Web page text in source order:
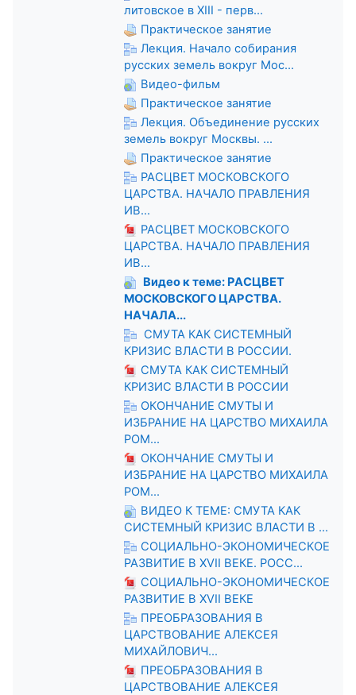
литовское в XIII - перв...
Практическое занятие
Лекция. Начало собирания
русских земель вокруг Мос...
Видео-фильм
Практическое занятие
Лекция. Объединение русских
земель вокруг Москвы. ...
Практическое занятие
РАСЦВЕТ МОСКОВСКОГО
ЦАРСТВА. НАЧАЛО ПРАВЛЕНИЯ
ИВ...
РАСЦВЕТ МОСКОВСКОГО
ЦАРСТВА. НАЧАЛО ПРАВЛЕНИЯ
ИВ...
Видео к теме: РАСЦВЕТ
МОСКОВСКОГО ЦАРСТВА.
НАЧАЛА...
СМУТА КАК СИСТЕМНЫЙ
КРИЗИС ВЛАСТИ В РОССИИ.
СМУТА КАК СИСТЕМНЫЙ
КРИЗИС ВЛАСТИ В РОССИИ
ОКОНЧАНИЕ СМУТЫ И
ИЗБРАНИЕ НА ЦАРСТВО МИХАИЛА
РОМ...
ОКОНЧАНИЕ СМУТЫ И
ИЗБРАНИЕ НА ЦАРСТВО МИХАИЛА
РОМ...
ВИДЕО К ТЕМЕ: СМУТА КАК
СИСТЕМНЫЙ КРИЗИС ВЛАСТИ В ...
СОЦИАЛЬНО-ЭКОНОМИЧЕСКОЕ
РАЗВИТИЕ В XVII ВЕКЕ. РОСС...
СОЦИАЛЬНО-ЭКОНОМИЧЕСКОЕ
РАЗВИТИЕ В XVII ВЕКЕ
ПРЕОБРАЗОВАНИЯ В
ЦАРСТВОВАНИЕ АЛЕКСЕЯ
МИХАЙЛОВИЧ...
ПРЕОБРАЗОВАНИЯ В
ЦАРСТВОВАНИЕ АЛЕКСЕЯ